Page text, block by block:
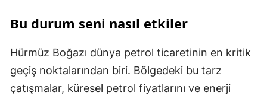
Bu durum seni nasıl etkiler
Hürmüz Boğazı dünya petrol ticaretinin en kritik
geçiş noktalarından biri. Bölgedeki bu tarz
çatışmalar, küresel petrol fiyatlarını ve enerji